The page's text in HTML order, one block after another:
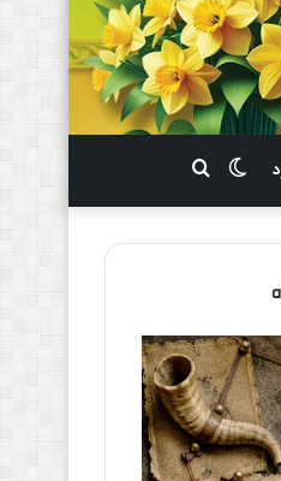
برای
تغییر
پوسته